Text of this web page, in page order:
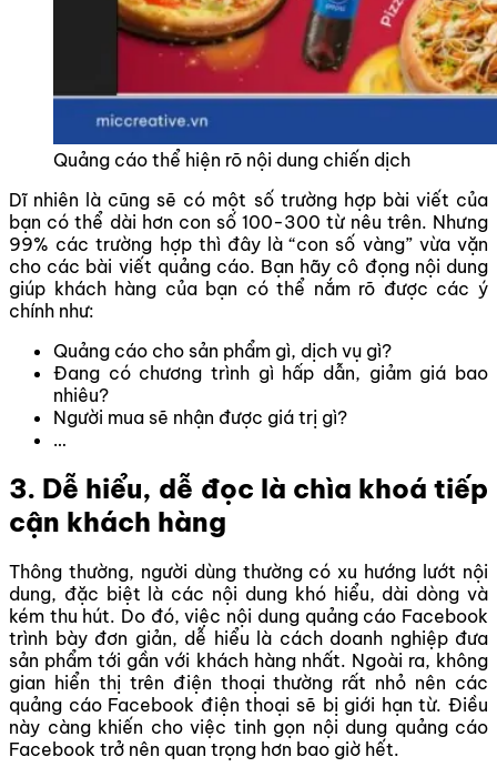
Quảng cáo thể hiện rõ nội dung chiến dịch
Dĩ nhiên là cũng sẽ có một số trường hợp bài viết của
bạn có thể dài hơn con số 100-300 từ nêu trên. Nhưng
99% các trường hợp thì đây là “con số vàng” vừa vặn
cho các bài viết quảng cáo. Bạn hãy cô đọng nội dung
giúp khách hàng của bạn có thể nắm rõ được các ý
chính như:
Quảng cáo cho sản phẩm gì, dịch vụ gì?
Đang có chương trình gì hấp dẫn, giảm giá bao
nhiêu?
Người mua sẽ nhận được giá trị gì?
…
3. Dễ hiểu, dễ đọc là chìa khoá tiếp
cận khách hàng
Thông thường, người dùng thường có xu hướng lướt nội
dung, đặc biệt là các nội dung khó hiểu, dài dòng và
kém thu hút. Do đó, việc nội dung quảng cáo Facebook
trình bày đơn giản, dễ hiểu là cách doanh nghiệp đưa
sản phẩm tới gần với khách hàng nhất. Ngoài ra, không
gian hiển thị trên điện thoại thường rất nhỏ nên các
quảng cáo Facebook điện thoại sẽ bị giới hạn từ. Điều
này càng khiến cho việc tinh gọn nội dung quảng cáo
Facebook trở nên quan trọng hơn bao giờ hết.